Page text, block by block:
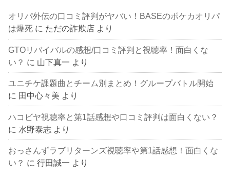
オリパ外伝の口コミ評判がヤバい！BASEのポケカオリパ
は爆死 に ただの詐欺店 より
GTOリバイバルの感想/口コミ評判と視聴率！面白くな
い？ に 山下真一 より
ユニチケ課題曲とチーム別まとめ！グループバトル開始
に 田中心々美 より
ハコビヤ視聴率と第1話感想や口コミ評判は面白くない？
に 水野泰志 より
おっさんずラブリターンズ視聴率や第1話感想！面白くな
い？ に行田誠一 より